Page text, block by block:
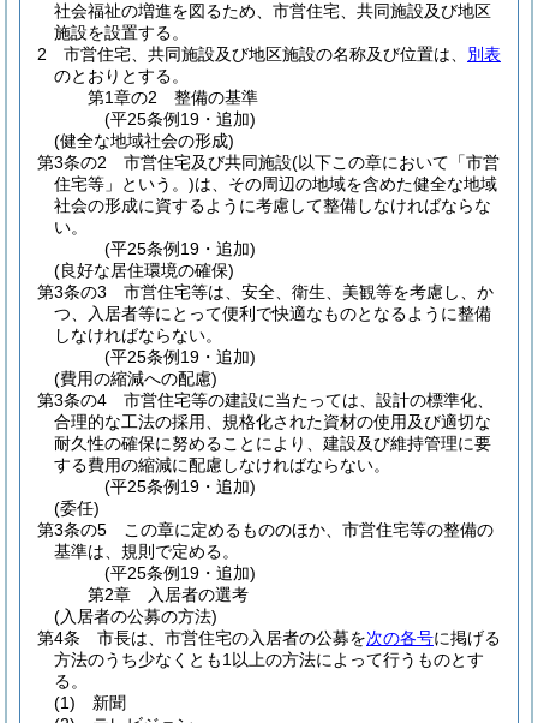
社会福祉の増進を図るため、市営住宅、共同施設及び地区
施設を設置する。
2
市営住宅、共同施設及び地区施設の名称及び位置は、 別表
のとおりとする。
第1章の2
整備の基準
(平25条例19・追加)
(健全な地域社会の形成)
第3条の2
市営住宅及び共同施設(以下この章において「市営
住宅等」という。)は、その周辺の地域を含めた健全な地域
社会の形成に資するように考慮して整備しなければならな
い。
(平25条例19・追加)
(良好な居住環境の確保)
第3条の3
市営住宅等は、安全、衛生、美観等を考慮し、か
つ、入居者等にとって便利で快適なものとなるように整備
しなければならない。
(平25条例19・追加)
(費用の縮減への配慮)
第3条の4
市営住宅等の建設に当たっては、設計の標準化、
合理的な工法の採用、規格化された資材の使用及び適切な
耐久性の確保に努めることにより、建設及び維持管理に要
する費用の縮減に配慮しなければならない。
(平25条例19・追加)
(委任)
第3条の5
この章に定めるもののほか、市営住宅等の整備の
基準は、規則で定める。
(平25条例19・追加)
第2章
入居者の選考
(入居者の公募の方法)
第4条
市長は、市営住宅の入居者の公募を次の各号に掲げる
方法のうち少なくとも1以上の方法によって行うものとす
る。
(1)
新聞